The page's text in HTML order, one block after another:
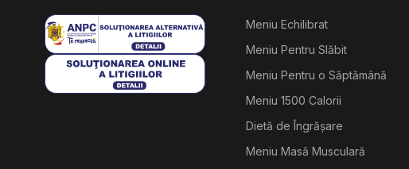
Meniu Echilibrat
Meniu Pentru Slăbit
Meniu Pentru o Săptămână
Meniu 1500 Calorii
Dietă de Îngrășare
Meniu Masă Musculară